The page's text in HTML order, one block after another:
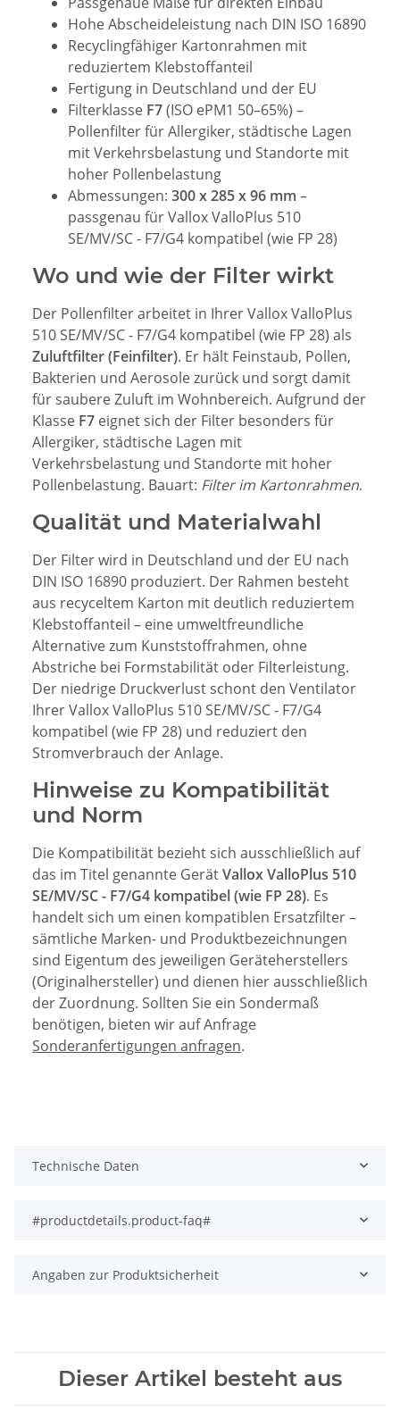
Hohe Abscheideleistung nach DIN ISO 16890
Recyclingfähiger Kartonrahmen mit
reduziertem Klebstoffanteil
Fertigung in Deutschland und der EU
Filterklasse F7(ISO ePM1 50–65%) –
Pollenfilter für Allergiker, städtische Lagen
mit Verkehrsbelastung und Standorte mit
hoher Pollenbelastung
Abmessungen: 300 x 285 x 96 mm –
passgenau für Vallox ValloPlus 510
SE/MV/SC - F7/G4 kompatibel (wie FP 28)
Wo und wie der Filter wirkt
Der Pollenfilter arbeitet in Ihrer Vallox ValloPlus
510 SE/MV/SC - F7/G4 kompatibel (wie FP 28) als
Zuluftfilter (Feinfilter). Er hält Feinstaub, Pollen,
Bakterien und Aerosole zurück und sorgt damit
für saubere Zuluft im Wohnbereich. Aufgrund der
Klasse F7 eignet sich der Filter besonders für
Allergiker, städtische Lagen mit
Verkehrsbelastung und Standorte mit hoher
Pollenbelastung. Bauart: Filter im Kartonrahmen.
Qualität und Materialwahl
Der Filter wird in Deutschland und der EU nach
DIN ISO 16890 produziert. Der Rahmen besteht
aus recyceltem Karton mit deutlich reduziertem
Klebstoffanteil – eine umweltfreundliche
Alternative zum Kunststoffrahmen, ohne
Abstriche bei Formstabilität oder Filterleistung.
Der niedrige Druckverlust schont den Ventilator
Ihrer Vallox ValloPlus 510 SE/MV/SC - F7/G4
kompatibel (wie FP 28) und reduziert den
Stromverbrauch der Anlage.
Hinweise zu Kompatibilität
und Norm
Die Kompatibilität bezieht sich ausschließlich auf
das im Titel genannte GerätVallox ValloPlus 510
SE/MV/SC - F7/G4 kompatibel (wie FP 28). Es
handelt sich um einen kompatiblen Ersatzfilter –
sämtliche Marken- und Produktbezeichnungen
sind Eigentum des jeweiligen Geräteherstellers
(Originalhersteller) und dienen hier ausschließlich
der Zuordnung. Sollten Sie ein Sondermaß
benötigen, bieten wir auf Anfrage
Sonderanfertigungen anfragen.
Technische Daten
#productdetails.product-faq#
Angaben zur Produktsicherheit
Dieser Artikel besteht aus